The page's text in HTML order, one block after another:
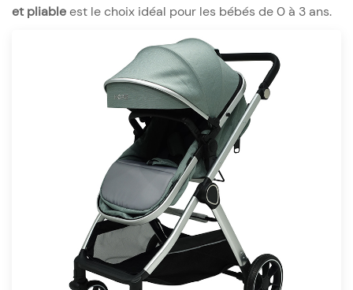
et pliableest le choix idéal pour les bébés de 0 à 3 ans.